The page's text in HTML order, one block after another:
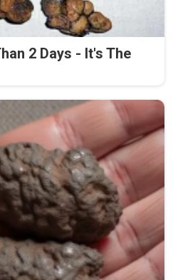
2 Days - It's The